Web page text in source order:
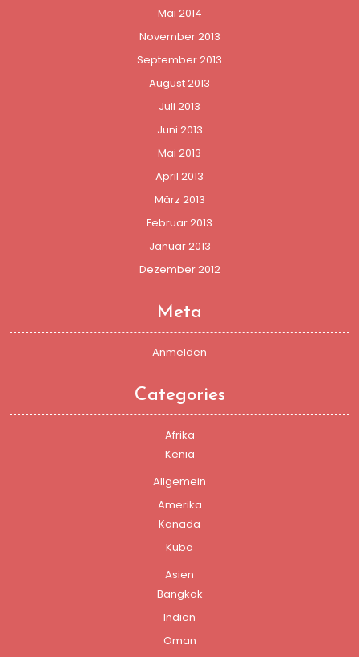
Mai 2014
November 2013
September 2013
August 2013
Juli 2013
Juni 2013
Mai 2013
April 2013
März 2013
Februar 2013
Januar 2013
Dezember 2012
Meta
Anmelden
Categories
Afrika
Kenia
Allgemein
Amerika
Kanada
Kuba
Asien
Bangkok
Indien
Oman